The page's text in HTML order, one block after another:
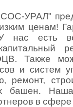
УРАЛ"
ценам!
У нас есть
Также
и систем
ремонт,
башен.
в сфере